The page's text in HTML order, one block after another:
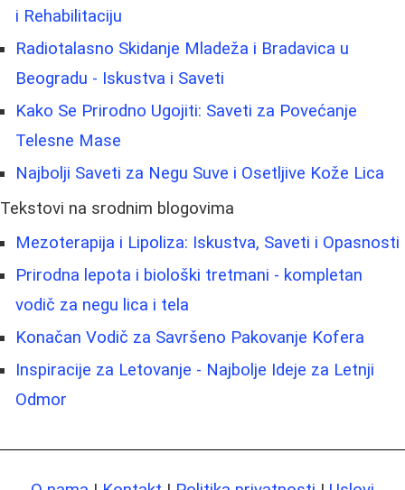
i Rehabilitaciju
Radiotalasno Skidanje Mladeža i Bradavica u
Beogradu - Iskustva i Saveti
Kako Se Prirodno Ugojiti: Saveti za Povećanje
Telesne Mase
Najbolji Saveti za Negu Suve i Osetljive Kože Lica
Tekstovi na srodnim blogovima
Mezoterapija i Lipoliza: Iskustva, Saveti i Opasnosti
Prirodna lepota i biološki tretmani - kompletan
vodič za negu lica i tela
Konačan Vodič za Savršeno Pakovanje Kofera
Inspiracije za Letovanje - Najbolje Ideje za Letnji
Odmor